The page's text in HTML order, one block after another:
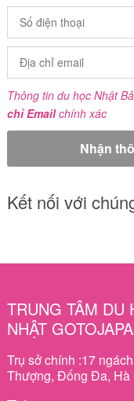
Thông tin du học Nhật
chỉ Emailchính xác
Kết nối với
TRUNG TÂM DU
NHẬT
Trụ sở chính :17
Thượng, Đống Đa, Hà